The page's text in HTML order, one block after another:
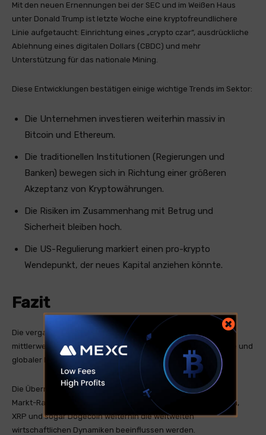
Mit den neuen Ernennungen bei der SEC und im Weißen Haus
unter Donald Trump ist letzte Woche eine kryptofreundlichere
Linie aufgetaucht: Einrichtung eines „crypto czar“, ausdrückliche
Ablehnung eines digitalen Dollars (CBDC) und mehr
Unterstützung für das nationale Mining.
Diese Entwicklungen bestätigen einige wichtige Trends im Sektor:
Die Unternehmen investieren weiterhin massiv in
Bitcoin und Ethereum.
Die traditionellen Institutionen (Regierungen und
Banken) bewegen sich in Richtung einer größeren
Akzeptanz von Kryptowährungen.
Die Risiken im Zusammenhang mit Betrug und
Sicherheit bleiben hoch.
Die US-Regulierung markiert einen pro-krypto
Wendepunkt, der neues Kapital anziehen könnte.
Fazit
Die vergangene Woche hat gezeigt, wie der Kryptosektor
mittlerweile ein Schnittpunkt zwischen Finanzen, Technologie und
globaler Politik ist.
Die Übernahmen, die regulatorischen Bewegungen und die
Markt-Rallyes zeichnen eine Zukunft, in der Bitcoin, Ethereum,
XRP und sogar Dogecoin weiterhin die weltweiten
wirtschaftlichen Dynamiken beeinflussen werden.